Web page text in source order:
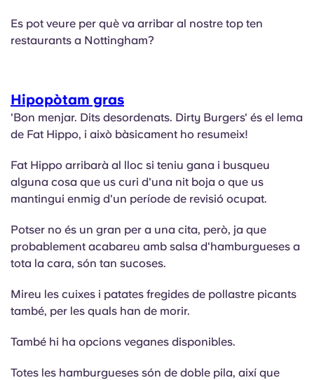
Es pot veure per què va arribar al nostre top ten
restaurants a Nottingham?
Hipopòtam gras
'Bon menjar. Dits desordenats. Dirty Burgers' és el lema
de Fat Hippo, i això bàsicament ho resumeix!
Fat Hippo arribarà al lloc si teniu gana i busqueu
alguna cosa que us curi d'una nit boja o que us
mantingui enmig d'un període de revisió ocupat.
Potser no és un gran per a una cita, però, ja que
probablement acabareu amb salsa d'hamburgueses a
tota la cara, són tan sucoses.
Mireu les cuixes i patates fregides de pollastre picants
també, per les quals han de morir.
També hi ha opcions veganes disponibles.
Totes les hamburgueses són de doble pila, així que